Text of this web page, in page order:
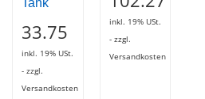
Tank
33.75
inkl. 19% USt.
- zzgl.
Versandkosten
inkl. 19% USt.
- zzgl.
Versandkosten